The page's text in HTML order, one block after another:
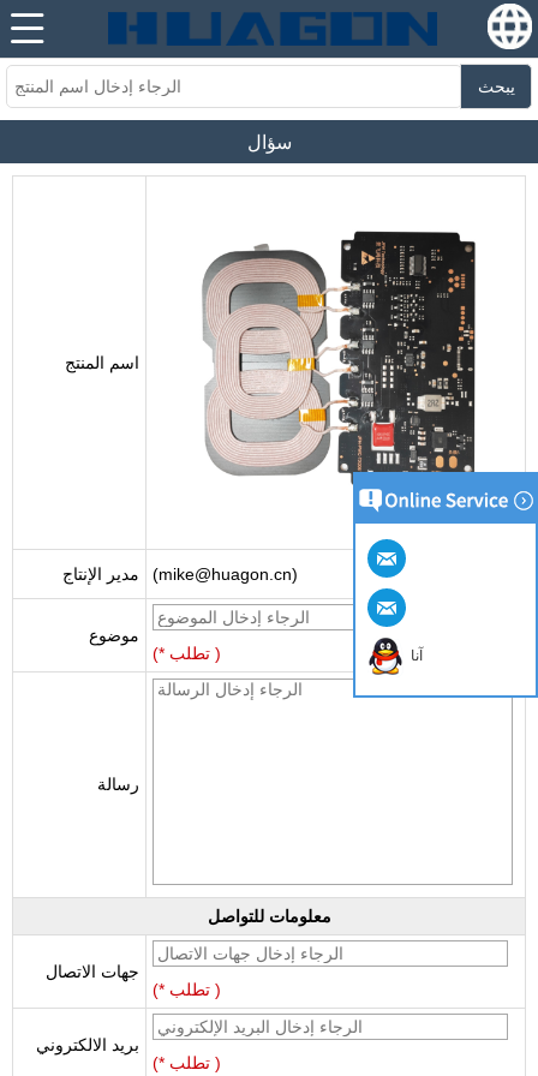
يبحث
سؤال
اسم المنتج
مدير الإنتاج (mike@huagon.cn)
موضوع
(* تطلب )
رسالة
معلومات للتواصل
جهات الاتصال
(* تطلب )
بريد الالكتروني
(* تطلب )
آنا